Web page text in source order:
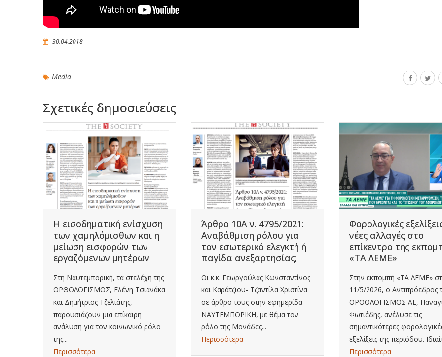
30.04.2018
Media
Σχετικές δημοσιεύσεις
Η εισοδηματική ενίσχυση
των χαμηλόμισθων και η
μείωση εισφορών των
εργαζόμενων μητέρων
Στη Ναυτεμπορική, τα στελέχη της
ΟΡΘΟΛΟΓΙΣΜΟΣ, Ελένη Τσιανάκα
και Δημήτριος Τζελιάτης,
παρουσιάζουν μια επίκαιρη
ανάλυση για τον κοινωνικό ρόλο
της...
Περισσότερα
Άρθρο 10Α ν. 4795/2021:
Αναβάθμιση ρόλου για
τον εσωτερικό ελεγκτή ή
παγίδα ανεξαρτησίας;
Οι κ.κ. Γεωργούλας Κωνσταντίνος
και Καράτζιου- Τζαντίλα Χριστίνα
σε άρθρο τους στην εφημερίδα
ΝΑΥΤΕΜΠΟΡΙΚΗ, με θέμα τον
ρόλο της Μονάδας...
Περισσότερα
Φορολογικές
νέες αλλαγές στο
επίκεντρο της
«ΤΑ ΛΕΜΕ»
Στην εκπομπή «ΤΑ ΛΕΜΕ»
11/5/2026, ο Αντιπρόεδρος
ΟΡΘΟΛΟΓΙΣΜΟΣ ΑΕ,
Φωτιάδης, ανέλυσε τις
σημαντικότερες
εξελίξεις της περιόδου.
Περισσότερα